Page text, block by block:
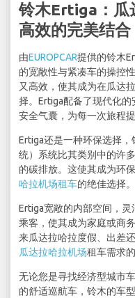
铃木Ertiga：瓜
高效的完美结合
由EUROPCAR提供的铃木
的宽敞性与紧凑车的操控
又高效，使其成为在瓜达
择。Ertiga配备了现代化的
安全气囊，为每一次旅程
Ertiga还是一种环保选择，
统）系统比其类别中的许
的碳排放。这使其成为环
哈拉机场租车的绝佳选择。
Ertiga宽敞的内部空间，
乘客，使其成为家庭或商
来瓜达拉哈拉度假、出差
瓜达拉哈拉机场租车需求
无论您是寻找经济型城市
的舒适巡航车，铃木的车